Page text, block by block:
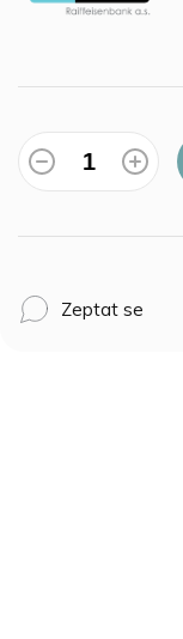
Zeptat se